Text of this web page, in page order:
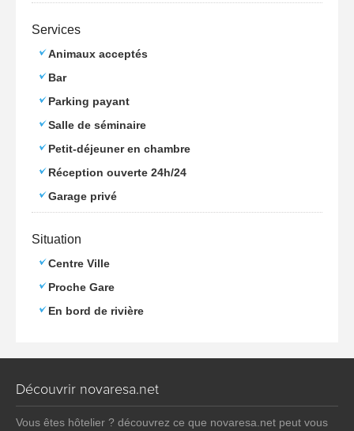
Services
Animaux acceptés
Bar
Parking payant
Salle de séminaire
Petit-déjeuner en chambre
Réception ouverte 24h/24
Garage privé
Situation
Centre Ville
Proche Gare
En bord de rivière
Découvrir novaresa.net
Vous êtes hôtelier ? découvrez ce que novaresa.net peut vous